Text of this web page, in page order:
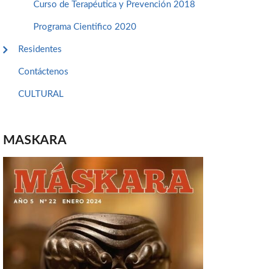
Curso de Terapéutica y Prevención 2018
Programa Cientifico 2020
Residentes
Contáctenos
CULTURAL
MASKARA